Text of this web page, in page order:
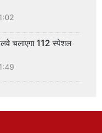
चलाएगा 112 स्पेशल